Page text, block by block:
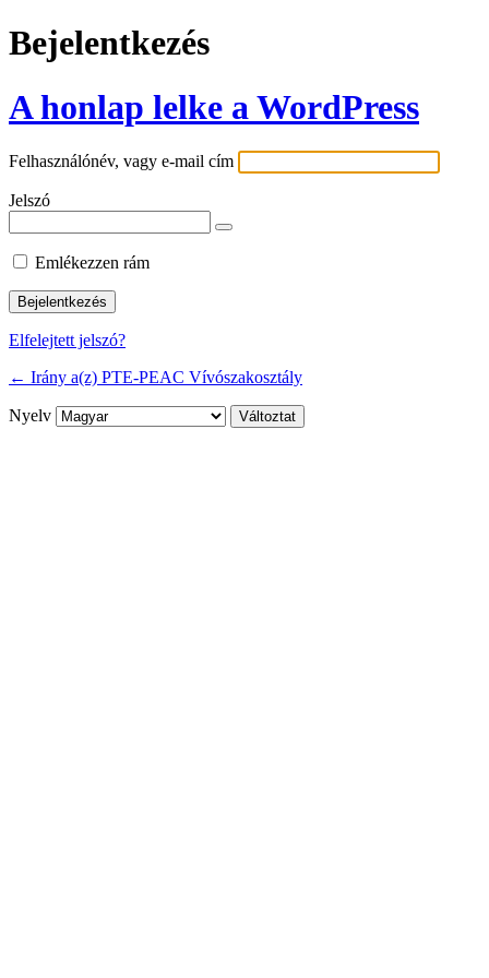
Bejelentkezés
A honlap lelke a WordPress
Felhasználónév, vagy e-mail cím
Jelszó
Emlékezzen rám
Elfelejtett jelszó?
← Irány a(z) PTE-PEAC Vívószakosztály
Nyelv